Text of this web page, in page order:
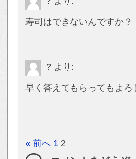
寿司はできないんですか？
? より:
早く答えてもらってもよろ
« 前へ 1 2